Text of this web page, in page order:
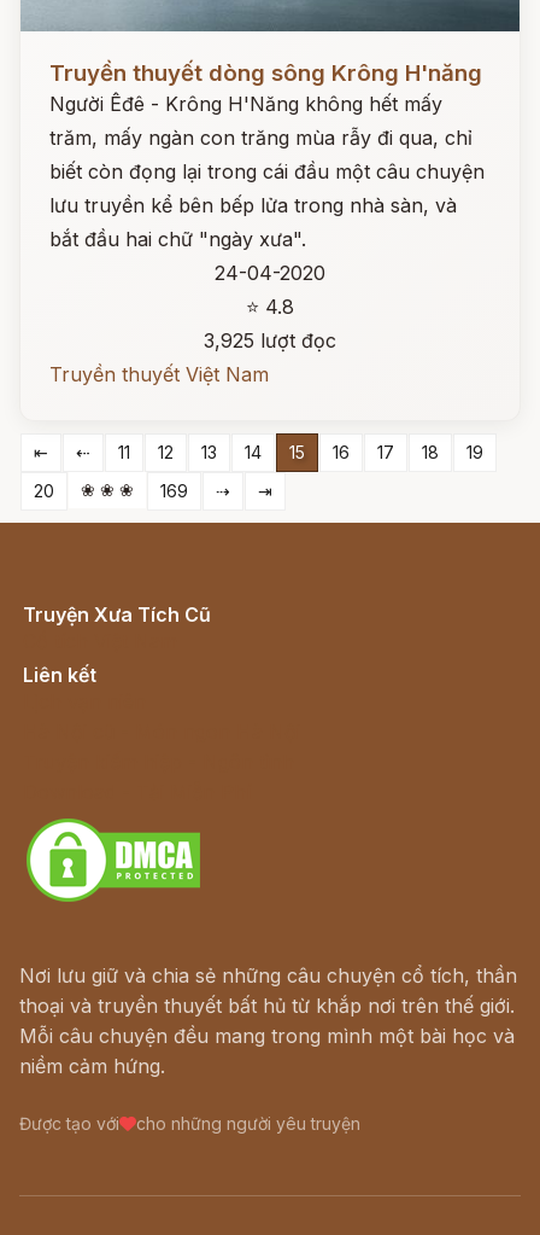
Đọc ngay
Truyền thuyết dòng sông Krông H'năng
Người Êđê - Krông H'Năng không hết mấy
trăm, mấy ngàn con trăng mùa rẫy đi qua, chỉ
biết còn đọng lại trong cái đầu một câu chuyện
lưu truyền kể bên bếp lửa trong nhà sàn, và
bắt đầu hai chữ "ngày xưa".
24-04-2020
⭐ 4.8
3,925 lượt đọc
Truyền thuyết Việt Nam
⇤ ⇠ 11 12 13 14 15 16 17 18
19
20
❀ ❀ ❀ 169 ⇢ ⇥
Truyện Xưa Tích Cũ
Liên kết
Nơi lưu giữ và chia sẻ những câu chuyện cổ tích, thần
thoại và truyền thuyết bất hủ từ khắp nơi trên thế giới.
Mỗi câu chuyện đều mang trong mình một bài học và
niềm cảm hứng.
Được tạo với cho những người yêu truyện